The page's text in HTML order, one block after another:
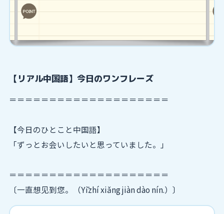
【リアル中国語】今日のワンフレーズ
＝＝＝＝＝＝＝＝＝＝＝＝＝＝＝＝＝＝＝＝
【今日のひとこと中国語】
「ずっとお会いしたいと思っていました。」
＝＝＝＝＝＝＝＝＝＝＝＝＝＝＝＝＝＝＝＝
〔一直想见到您。（Yīzhí xiǎng jiàn dào nín.）〕